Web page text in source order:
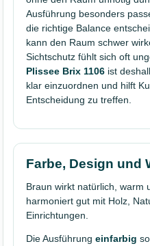
Ausführung besonders
die richtige Balance
kann den Raum schwer
Sichtschutz fühlt sich oft
Plissee Brix 1106 ist
klar einzuordnen und hilft
Entscheidung zu treffen.
Farbe, Design und
Braun wirkt natürlich, warm
harmoniert gut mit Holz,
Einrichtungen.
Die Ausführung einfarbig